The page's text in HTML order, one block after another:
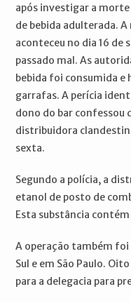
após investigar a
de bebida adulterada.
aconteceu no dia 16 de
passado mal. As
bebida foi consumida e
garrafas. A perícia
dono do bar confessou
distribuidora
sexta.
Segundo a polícia, a
etanol de posto de
Esta substância
A operação também foi
Sul e em São Paulo.
para a delegacia para